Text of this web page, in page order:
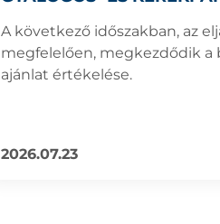
ELJÁRÁS ÚJ SZAKASZBA
A következő időszakban, az
megfelelően, megkezdődik a
ajánlat értékelése.
2026.07.23